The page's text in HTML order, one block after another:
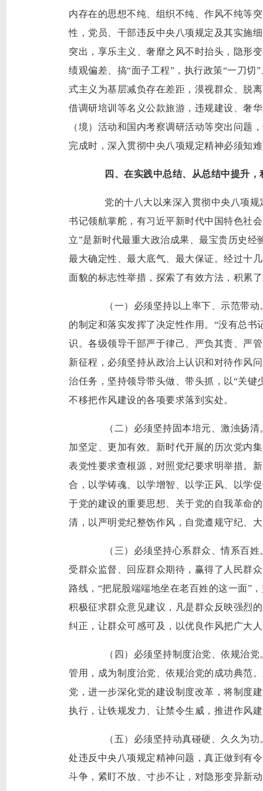
内存在的思想不纯、组织不纯、作风不纯等
性，党员、干部违反中央八项规定及其实施
突出，享乐主义、奢靡之风不时抬头，隐形
绩观偏差、搞“面子工程”，执行政策“一刀
式主义为基层减负存在差距，漠视群众、脱
借调研培训等名义公款旅游，违规建设、奢
（境）活动和国内考察调研活动等突出问题
完成时，深入贯彻中央八项规定精神必须知
四、在实践中总结、从总结中提升
党的十八大以来深入贯彻中央八项规
书记领航掌舵，有习近平新时代中国特色社
立”是新时代最重大政治成果、最宝贵历史
最大确定性、最大底气、最大保证。经过十
面貌的标志性举措，探索了有效方法，积累
（一）必须坚持以上率下、示范带动
的制定和落实发挥了决定性作用。“没有总
识。各级领导干部严于律己、严负其责、严
新征程，必须坚持从政治上认识和对待作风
治任务，坚持领导带头做、带头抓，以“关键
不移把作风建设的各项要求落到实处。
（二）必须坚持固本培元、激浊扬清
加坚定、更加有效。新时代开展的历次党内
表党性要求查根源，对照党纪要求明举措。
合，以学铸魂、以学增智、以学正风、以学
于党的建设的重要思想、关于党的自我革命
清，以严明党纪整饬作风，自觉遵规守纪、
（三）必须坚持心系群众、情系百姓
受群众监督、回应群众期待，赢得了人民群
路线，“把屁股端端地坐在老百姓的这一面”
积极征求群众意见建议，凡是群众反映强烈
纠正，让群众可感可及，以优良作风把广大
（四）必须坚持制度治党、依规治党
管用，成为制度治党、依规治党的成功典范
党，进一步深化党的建设制度改革，将制度
执行，让铁规发力、让禁令生威，推进作风
（五）必须坚持动真碰硬、久久为功
处违反中央八项规定精神问题，真正做到有
斗争，紧盯不放、寸步不让，对隐形变异新